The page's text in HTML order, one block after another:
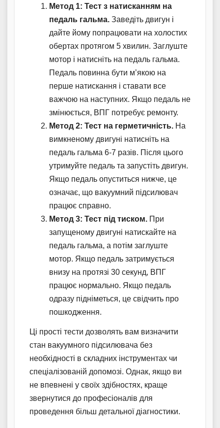
Метод 1: Тест з натисканням на
педаль гальма. Заведіть двигун і
дайте йому попрацювати на холостих
обертах протягом 5 хвилин. Заглуште
мотор і натисніть на педаль гальма.
Педаль повинна бути м’якою на
перше натискання і ставати все
важчою на наступних. Якщо педаль не
змінюється, ВПГ потребує ремонту.
Метод 2: Тест на герметичність. На
вимкненому двигуні натисніть на
педаль гальма 6-7 разів. Після цього
утримуйте педаль та запустіть двигун.
Якщо педаль опуститься нижче, це
означає, що вакуумний підсилювач
працює справно.
Метод 3: Тест під тиском. При
запущеному двигуні натискайте на
педаль гальма, а потім заглуште
мотор. Якщо педаль затримується
внизу на протязі 30 секунд, ВПГ
працює нормально. Якщо педаль
одразу підніметься, це свідчить про
пошкодження.
Ці прості тести дозволять вам визначити
стан вакуумного підсилювача без
необхідності в складних інструментах чи
спеціалізованій допомозі. Однак, якщо ви
не впевнені у своїх здібностях, краще
звернутися до професіоналів для
проведення більш детальної діагностики.